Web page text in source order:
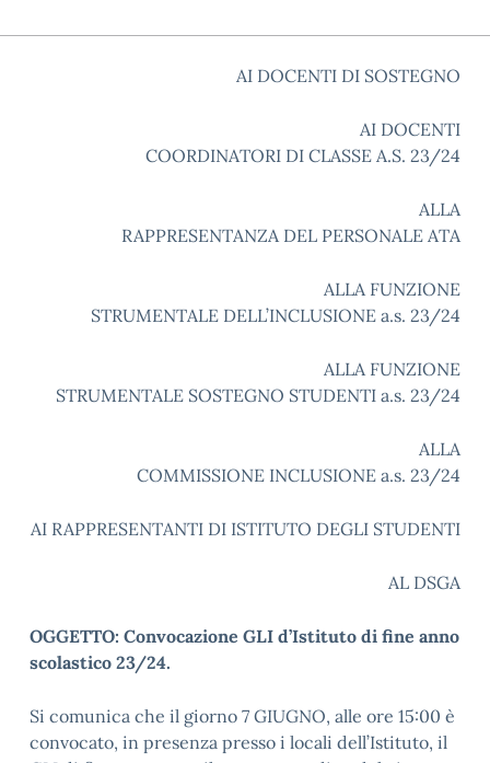
AI DOCENTI DI SOSTEGNO
AI DOCENTI
COORDINATORI DI CLASSE A.S. 23/24
ALLA
RAPPRESENTANZA DEL PERSONALE ATA
ALLA FUNZIONE
STRUMENTALE DELL’INCLUSIONE a.s. 23/24
ALLA FUNZIONE
STRUMENTALE SOSTEGNO STUDENTI a.s. 23/24
ALLA
COMMISSIONE INCLUSIONE a.s. 23/24
AI RAPPRESENTANTI DI ISTITUTO DEGLI STUDENTI
AL DSGA
OGGETTO: Convocazione GLI d’Istituto di fine anno
scolastico 23/24.
Si comunica che il giorno 7 GIUGNO, alle ore 15:00 è
convocato, in presenza presso i locali dell’Istituto, il